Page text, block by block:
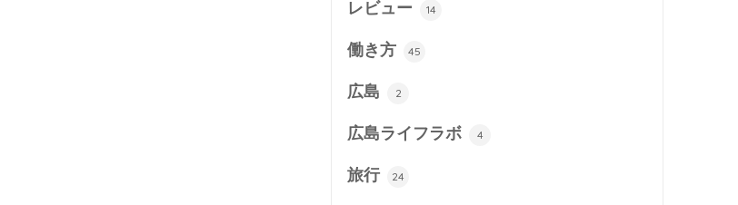
レビュー 14
働き方 45
広島 2
広島ライフラボ 4
旅行 24